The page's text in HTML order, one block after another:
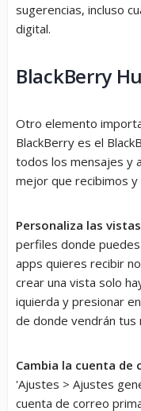
sugerencias, incluso
digital.
BlackBerry
Otro elemento
BlackBerry es el
todos los mensajes y
mejor que recibimos y
Personaliza las
perfiles donde
apps quieres recibir
crear una vista solo
iquierda y presionar
de donde vendrán tus
Cambia la cuenta de
'Ajustes > Ajustes
cuenta de correo